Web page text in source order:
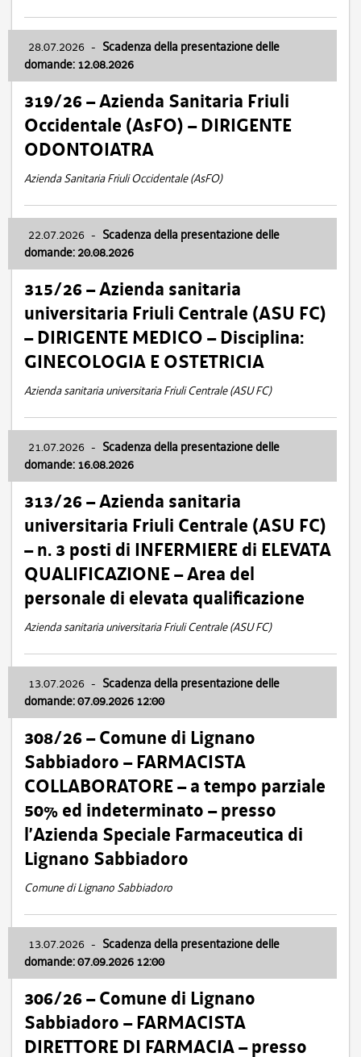
28.07.2026 - Scadenza della presentazione delle
domande: 12.08.2026
319/26 – Azienda Sanitaria Friuli
Occidentale (AsFO) – DIRIGENTE
ODONTOIATRA
Azienda Sanitaria Friuli Occidentale (AsFO)
22.07.2026 - Scadenza della presentazione delle
domande: 20.08.2026
315/26 – Azienda sanitaria
universitaria Friuli Centrale (ASU FC)
– DIRIGENTE MEDICO – Disciplina:
GINECOLOGIA E OSTETRICIA
Azienda sanitaria universitaria Friuli Centrale (ASU FC)
21.07.2026 - Scadenza della presentazione delle
domande: 16.08.2026
313/26 – Azienda sanitaria
universitaria Friuli Centrale (ASU FC)
– n. 3 posti di INFERMIERE di ELEVATA
QUALIFICAZIONE – Area del
personale di elevata qualificazione
Azienda sanitaria universitaria Friuli Centrale (ASU FC)
13.07.2026 - Scadenza della presentazione delle
domande: 07.09.2026 12:00
308/26 – Comune di Lignano
Sabbiadoro – FARMACISTA
COLLABORATORE – a tempo parziale
50% ed indeterminato – presso
l’Azienda Speciale Farmaceutica di
Lignano Sabbiadoro
Comune di Lignano Sabbiadoro
13.07.2026 - Scadenza della presentazione delle
domande: 07.09.2026 12:00
306/26 – Comune di Lignano
Sabbiadoro – FARMACISTA
DIRETTORE DI FARMACIA – presso